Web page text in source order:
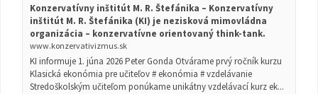
Konzervatívny inštitút M. R. Štefánika – Konzervatívny
inštitút M. R. Štefánika (KI) je nezisková mimovládna
organizácia – konzervatívne orientovaný think-tank.
www.konzervativizmus.sk
KI informuje 1. júna 2026 Peter Gonda Otvárame prvý ročník kurzu
Klasická ekonómia pre učiteľov # ekonómia # vzdelávanie
Stredoškolským učiteľom ponúkame unikátny vzdelávací kurz ek...